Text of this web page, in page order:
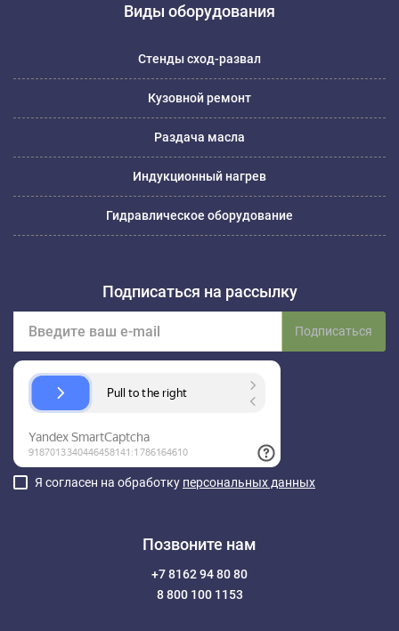
Виды оборудования
Стенды сход-развал
Кузовной ремонт
Раздача масла
Индукционный нагрев
Гидравлическое оборудование
Подписаться на рассылку
Подписаться
Я согласен на обработку персональных данных
Позвоните нам
+7 8162 94 80 80
8 800 100 1153